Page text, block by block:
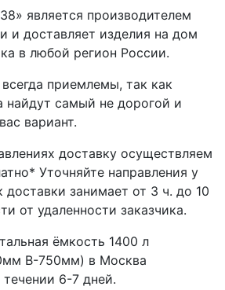
является производителем
и доставляет изделия на дом
в любой регион России.
приемлемы, так как
найдут самый не дорогой и
вариант.
доставку осуществляем
Уточняйте направления у
занимает от 3 ч. до 10
от удаленности заказчика.
ёмкость 1400 л
В-750мм) в Москва
6-7 дней.